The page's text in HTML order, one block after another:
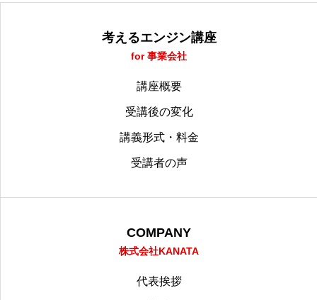
考えるエンジン講座
for 事業会社
講座概要
受講後の変化
講義形式・料金
受講者の声
COMPANY
株式会社KANATA
代表挨拶